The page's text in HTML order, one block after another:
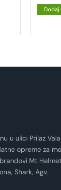
Dodaj
u ulici Prilaz
opreme za
Mt
Shark, Agv.